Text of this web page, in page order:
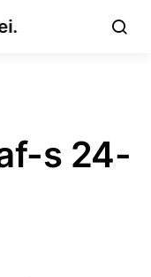
s 24-